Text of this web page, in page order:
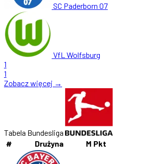
SC Paderborn 07
VfL Wolfsburg
1
1
Zobacz więcej →
Tabela Bundesliga
#
Drużyna M Pkt